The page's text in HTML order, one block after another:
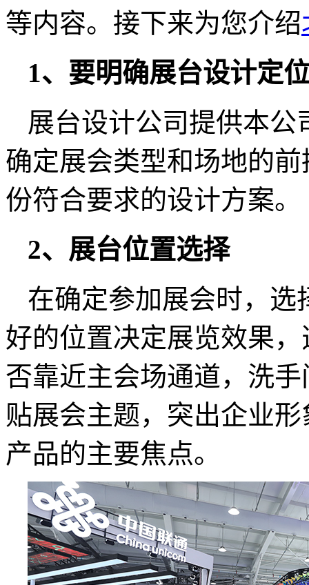
等内容。接下来为您介绍
1、要明确展台设计定
展台设计公司提供本
确定展会类型和场地的
份符合要求的设计方案。
2、展台位置选择
在确定参加展会时，选
好的位置决定展览效果
否靠近主会场通道，洗
贴展会主题，突出企业
产品的主要焦点。